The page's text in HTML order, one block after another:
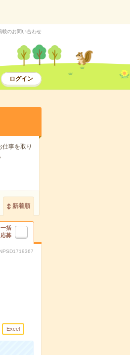
載のお問い合わせ
ログイン
仕事を取り
新着順
一括
応募
Excel